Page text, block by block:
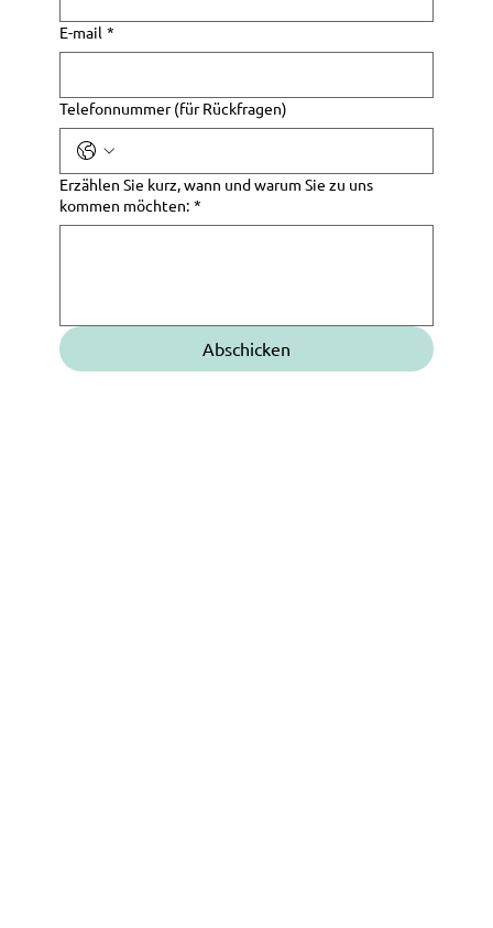
E-mail *
Telefonnummer (für Rückfragen)
Erzählen Sie kurz, wann und warum Sie zu uns
kommen möchten: *
Abschicken